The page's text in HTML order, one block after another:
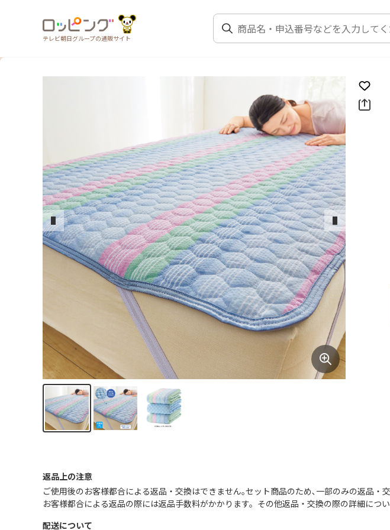
テレビ朝日グループの通販サイト
前のスライド 次のスライド
お気
返品上の注意
ご使用後のお客様都合による返品・交換はできません｡セット商品のため､一部のみの返品・
お客様都合による返品の際には返品手数料がかかります。その他返品・交換の際の詳細につ
配送について